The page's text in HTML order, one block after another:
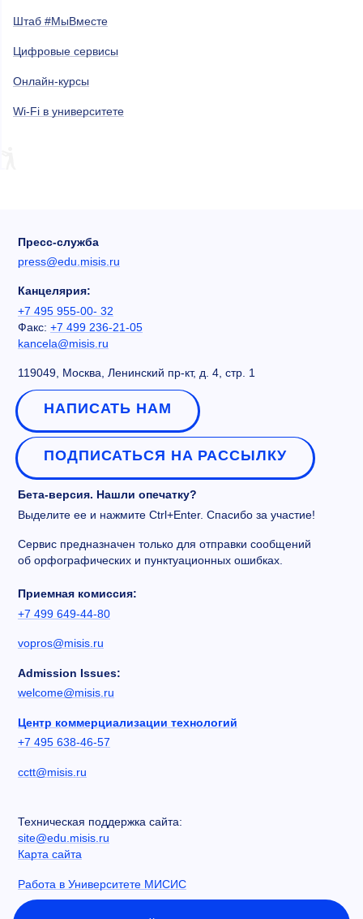
Штаб #МыВместе
Цифровые сервисы
Онлайн-курсы
Wi-Fi в университете
Пресс-служба
press@edu.misis.ru
Канцелярия:
+7 495 955-00- 32
Факс: +7 499 236-21-05
kancela@misis.ru
119049, Москва, Ленинский пр-кт, д. 4, стр. 1
НАПИСАТЬ НАМ
ПОДПИСАТЬСЯ НА РАССЫЛКУ
Бета-версия. Нашли опечатку?
Выделите ее и нажмите Ctrl+Enter. Спасибо за участие!
Сервис предназначен только для отправки сообщений
об орфографических и пунктуационных ошибках.
Приемная комиссия:
+7 499 649-44-80
vopros@misis.ru
Admission Issues:
welcome@misis.ru
Центр коммерциализации технологий
+7 495 638-46-57
cctt@misis.ru
Техническая поддержка сайта:
site@edu.misis.ru
Карта сайта
Работа в Университете МИСИС